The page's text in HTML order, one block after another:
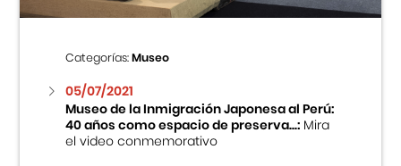
Categorías:Museo
05/07/2021
Museo de la Inmigración Japonesa al Perú:
40 años como espacio de preserva...:Mira
el video conmemorativo